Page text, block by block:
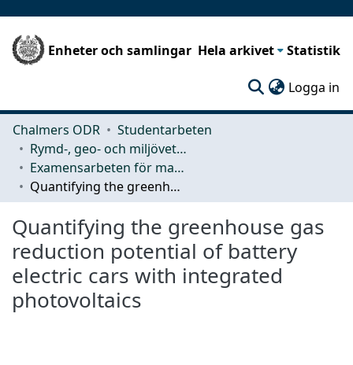
Enheter och samlingar Hela arkivet Statistik
Logga in
Chalmers ODR
Studentarbeten
Rymd-, geo- och miljövetenskap (SEE)
Examensarbeten för masterexamen
Quantifying the greenhouse gas reduction potential of battery electric cars with integrated photovoltaics
Quantifying the greenhouse gas
reduction potential of battery
electric cars with integrated
photovoltaics